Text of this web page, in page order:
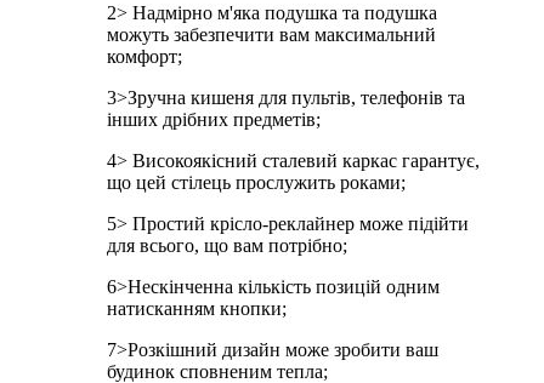
2> Надмірно м'яка подушка та подушка
можуть забезпечити вам максимальний
комфорт;
3>Зручна кишеня для пультів, телефонів та
інших дрібних предметів;
4> Високоякісний сталевий каркас гарантує,
що цей стілець прослужить роками;
5> Простий крісло-реклайнер може підійти
для всього, що вам потрібно;
6>Нескінченна кількість позицій одним
натисканням кнопки;
7>Розкішний дизайн може зробити ваш
будинок сповненим тепла;